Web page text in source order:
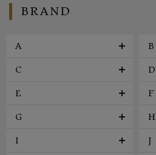
BRAND
A B
C D
E F
G H
I J